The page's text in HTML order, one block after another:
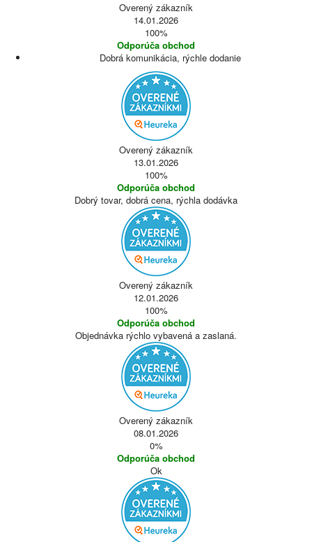
Overený zákazník
14.01.2026
100%
Odporúča obchod
Dobrá komunikácia, rýchle dodanie
Overený zákazník
13.01.2026
100%
Odporúča obchod
Dobrý tovar, dobrá cena, rýchla dodávka
Overený zákazník
12.01.2026
100%
Odporúča obchod
Objednávka rýchlo vybavená a zaslaná.
Overený zákazník
08.01.2026
0%
Odporúča obchod
Ok